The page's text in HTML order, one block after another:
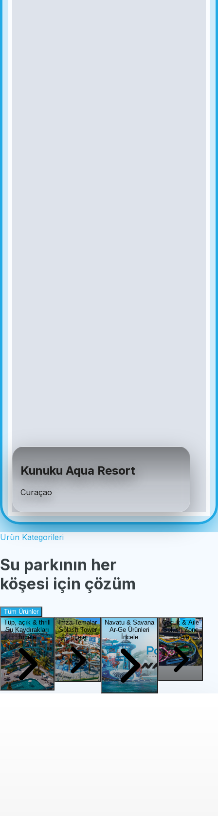
Güral Premier
Antalya, Türkiye
Ürün Kategorileri
Su parkının her
köşesi için çözüm
Tüm Ürünler
Tüp, açık & thrill
Su Kaydırakları
İncele
İmza Temalar
Splash Tower
İncele
Navatu & Savana
Ar-Ge Ürünleri
İncele
Çocuk & Aile
Splash Zone
İncele